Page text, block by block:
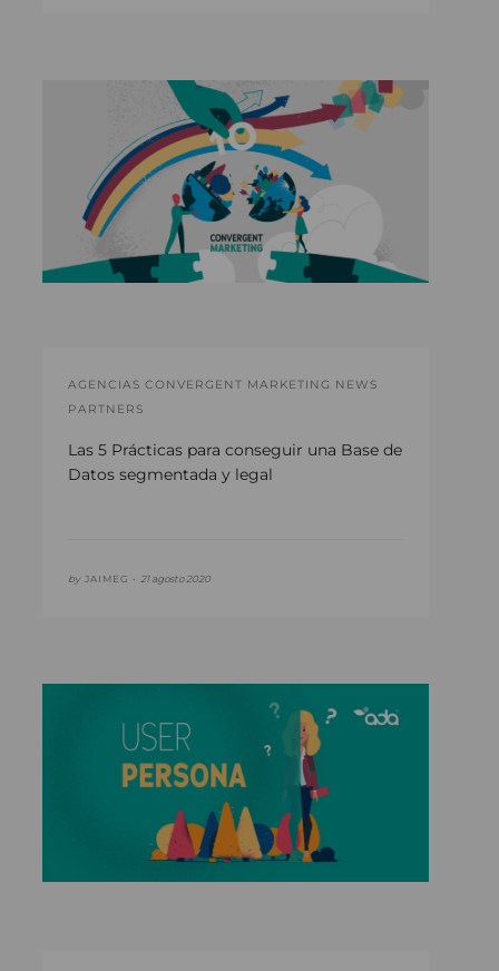
AGENCIAS CONVERGENT MARKETING NEWS
PARTNERS
Las 5 Prácticas para conseguir una Base de
Datos segmentada y legal
by JAIMEG • 21 agosto 2020